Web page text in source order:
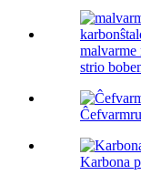
malvarme
strio
Karbona